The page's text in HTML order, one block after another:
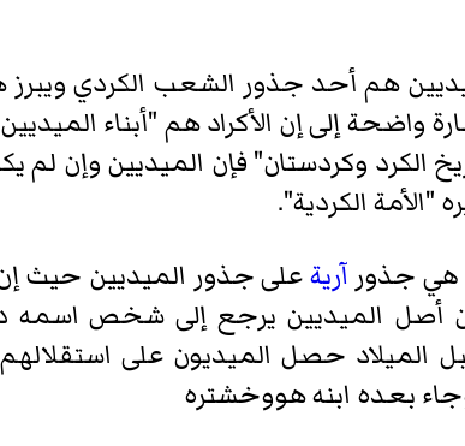
هم أحد جذور الشعب الكردي ويبرز
إلى إن الأكراد هم "أبناء
تاريخ الكرد وكردستان" فإن الميديين
"الأمة الكردية".
هي جذور آريةعلى جذور الميديين حيث
أصل الميديين يرجع إلى شخص اسمه
الميلاد حصل الميديون على
هووخشتره